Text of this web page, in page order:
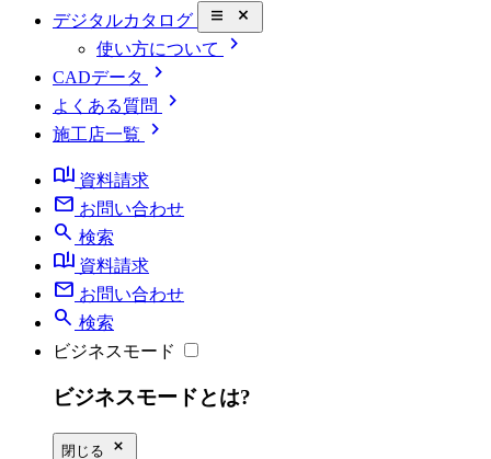
デジタルカタログ close_small
使い方について chevron_right
CADデータ chevron_right
よくある質問 chevron_right
施工店一覧
chevron_right
book_ribbon 資料請求
mail お問い合わせ
search 検索
book_ribbon 資料請求
mail お問い合わせ
search 検索
ビジネスモード
ビジネスモードとは?
閉じる close_small